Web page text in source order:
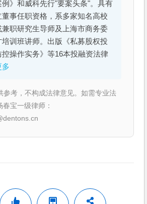
》和威科先行"要案头条"。具有
董事任职资格，系多家知名高校
兼职研究生导师及上海市商务委
培训班讲师。出版《私募股权投
控操作实务》等16本投融资法律
多
参考，不构成法律意见。如需专业法
宝一级律师：